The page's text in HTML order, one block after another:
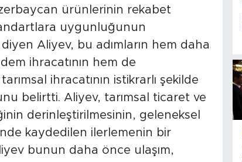
ürünlerinin rekabet
uygunluğunun
Aliyev, bu adımların hem daha
ihracatının hem de
ihracatının istikrarlı şekilde
belirtti. Aliyev, tarımsal ticaret ve
derinleştirilmesinin, geleneksel
kaydedilen ilerlemenin bir
bunun daha önce ulaşım,